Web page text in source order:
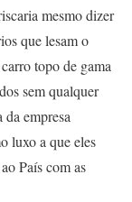
mesmo dizer
que lesam o
topo de gama
sem qualquer
empresa
luxo a que eles
País com as